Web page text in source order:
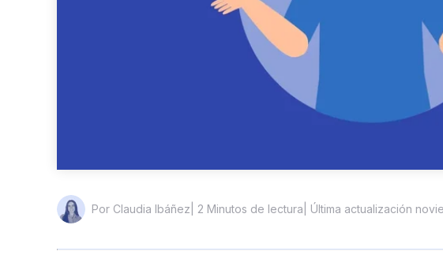
Por Claudia Ibáñez | 2 Minutos de lectura | Última actualización